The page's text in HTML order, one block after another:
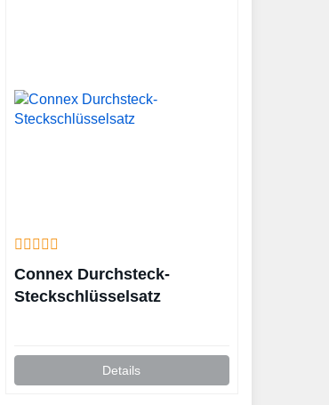
Connex Durchsteck-
Steckschlüsselsatz
Details